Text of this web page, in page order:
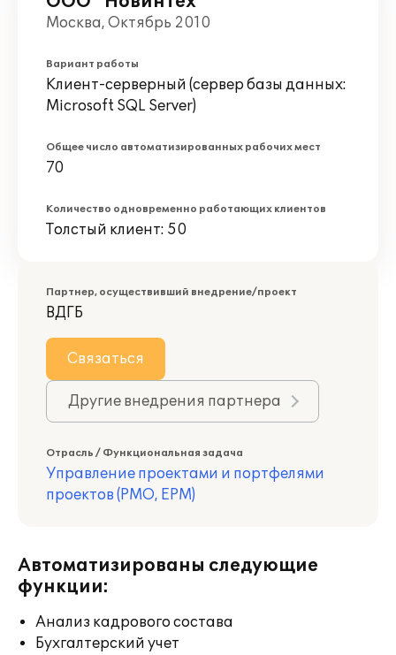
Москва, Октябрь 2010
Вариант работы
Клиент-серверный (сервер базы данных:
Microsoft SQL Server)
Общее число автоматизированных рабочих мест
70
Количество одновременно работающих клиентов
Толстый клиент: 50
Партнер, осуществивший внедрение/проект
ВДГБ
Связаться
Другие внедрения партнера
Отрасль / Функциональная задача
Управление проектами и портфелями
проектов (PMO, EPM)
Автоматизированы следующие
функции:
Анализ кадрового состава
Бухгалтерский учет